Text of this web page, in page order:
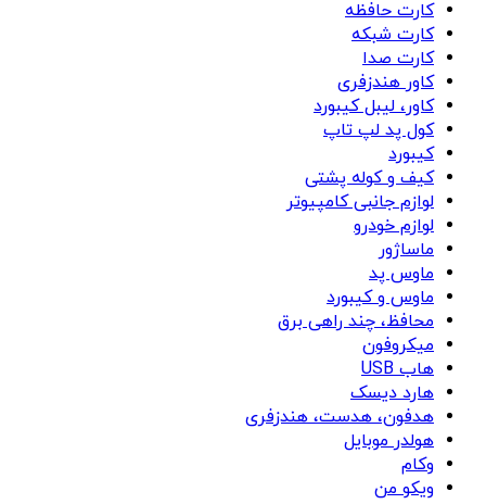
کارت حافظه
کارت شبکه
کارت صدا
کاور هندزفری
کاور، لیبل کیبورد
کول پد لپ تاپ
کیبورد
کیف و کوله پشتی
لوازم جانبی کامپیوتر
لوازم خودرو
ماساژور
ماوس پد
ماوس و کیبورد
محافظ، چند راهی برق
میکروفون
هاب USB
هارد دیسک
هدفون، هدست، هندزفری
هولدر موبایل
وکام
ویکو من